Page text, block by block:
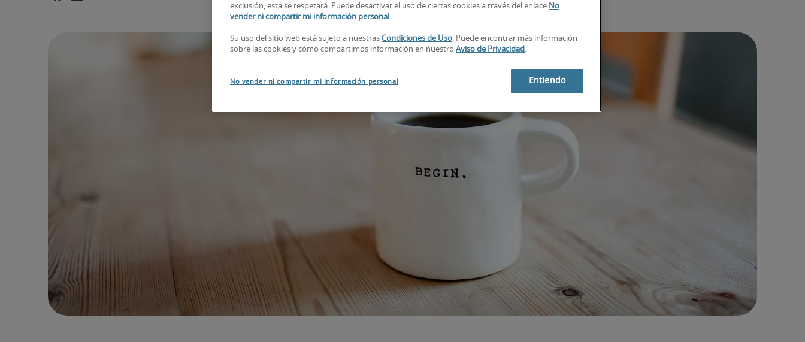
exclusión, esta se respetará. Puede desactivar el uso de ciertas cookies a través del enlace No
vender ni compartir mi información personal .
Su uso del sitio web está sujeto a nuestras Condiciones de Uso. Puede encontrar más información
sobre las cookies y cómo compartimos información en nuestro Aviso de Privacidad .
No vender ni compartir mi información personal Entiendo